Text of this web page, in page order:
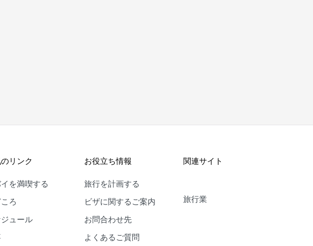
リンク
イを満喫する
ろ
ュール
お役立ち情報
旅行を計画する
ビザに関するご案内
お問合わせ先
よくあるご質問
関連サイト
旅行業